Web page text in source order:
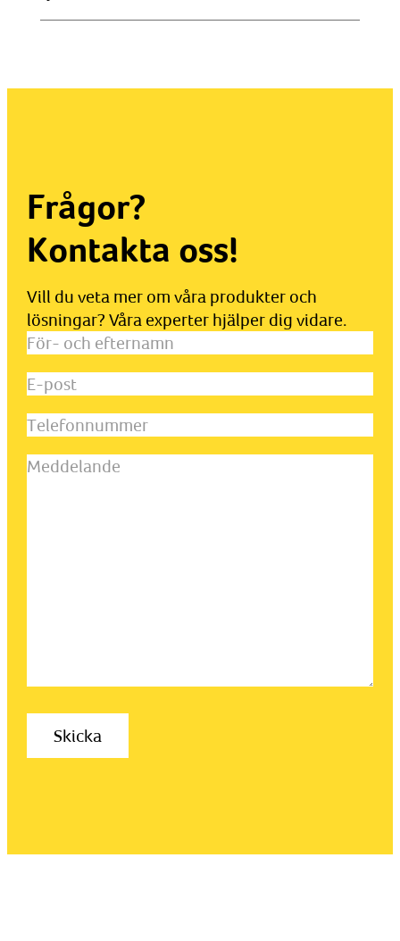
Frågor?
Kontakta oss!
Vill du veta mer om våra produkter och
lösningar? Våra experter hjälper dig vidare.
För-
efternamn
E-
Telefonnummer
Meddelande(Obligatoriskt)